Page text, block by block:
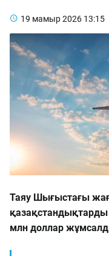
19 мамыр 2026 13:15
Таяу Шығыстағы
млн доллар